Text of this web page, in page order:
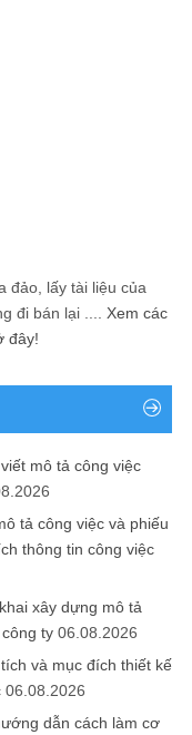
đảo, lấy tài liệu của
đi bán lại .... Xem các
đây!
mô tả công việc
tả công việc và phiếu
thông tin công việc
xây dựng mô tả
ty 06.08.2026
và mục đích thiết kế
06.08.2026
dẫn cách làm cơ